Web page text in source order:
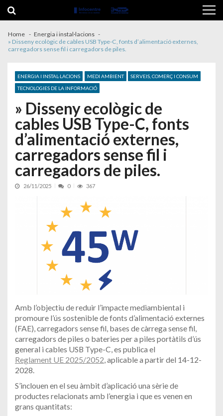
Home
Energia i instal·lacions
» Disseny ecològic de cables USB Type-C, fonts d’alimentació externes,
carregadors sense fil i carregadors de piles.
ENERGIA I INSTAL·LACIONS MEDI AMBIENT
SERVEIS, COMERÇ I CONSUM
TECNOLOGIES DE LA INFORMACIÓ
» Disseny ecològic de
cables USB Type-C, fonts
d’alimentació externes,
carregadors sense fil i
carregadors de piles.
26/11/2025 0 367
Amb l’objectiu de reduir l’impacte mediambiental i
promoure l’ús sostenible de fonts d’alimentació externes
(FAE), carregadors sense fil, bases de càrrega sense fil,
carregadors de piles o bateries per a piles portàtils d’ús
general i cables USB Type-C, es publica el
Reglament UE 2025/2052 , aplicable a partir del 14-12-
2028.
S’inclouen en el seu àmbit d’aplicació una sèrie de
productes relacionats amb l’energia i que es venen en
grans quantitats: